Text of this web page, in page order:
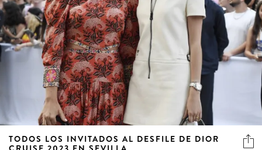
TODOS LOS INVITADOS AL DESFILE DE DIOR